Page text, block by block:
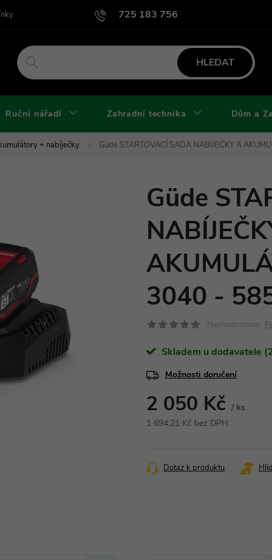
725 183 756
Podmínky užití webu Podmínky ochrany osobních údajů a
HLEDAT
Ruční nářadí Zahradní technika Dům a
+ nabíječky Güde STARTOVACÍ SADA NABÍJEČKY A
Güde
3040 -
Neohodnoceno
Skladem u dodavatele
Možnosti doručení
2 050 Kč / ks
1 694,21 Kč bez DPH
Dotaz k produktu